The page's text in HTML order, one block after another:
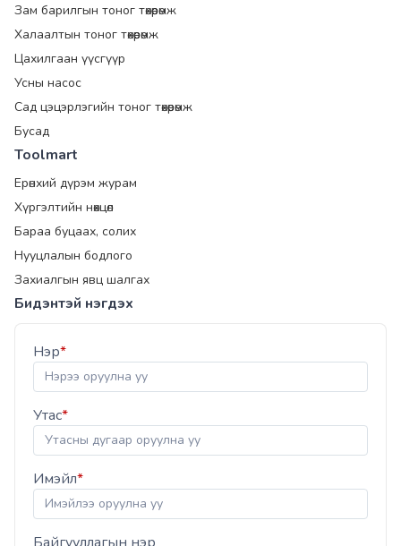
Зам барилгын тоног төхөөрөмж
Халаалтын тоног төхөөрөмж
Цахилгаан үүсгүүр
Усны насос
Сад цэцэрлэгийн тоног төхөөрөмж
Бусад
Toolmart
Ерөнхий дүрэм журам
Хүргэлтийн нөхцөл
Бараа буцаах, солих
Нууцлалын бодлого
Захиалгын явц шалгах
Бидэнтэй нэгдэх
Нэр*
Утас*
Имэйл*